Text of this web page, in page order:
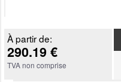
À partir de:
290.19 €
TVA non comprise